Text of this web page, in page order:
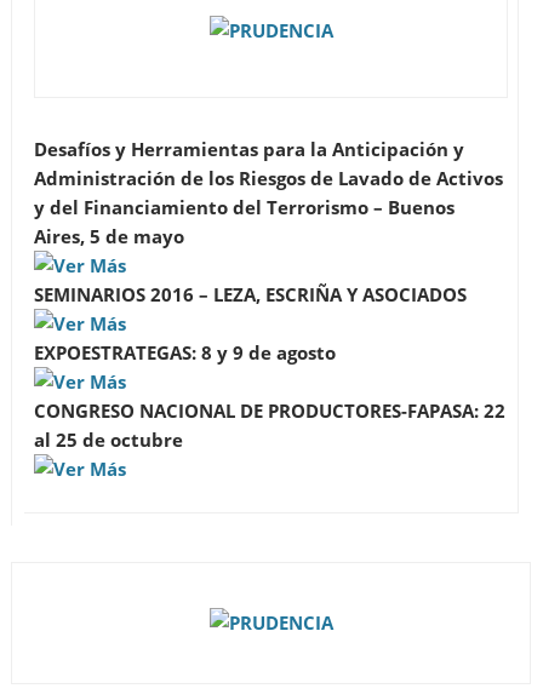
Desafíos y Herramientas para la Anticipación y
Administración de los Riesgos de Lavado de Activos
y del Financiamiento del Terrorismo – Buenos
Aires, 5 de mayo
SEMINARIOS 2016 – LEZA, ESCRIÑA Y ASOCIADOS
EXPOESTRATEGAS: 8 y 9 de agosto
CONGRESO NACIONAL DE PRODUCTORES-FAPASA: 22
al 25 de octubre